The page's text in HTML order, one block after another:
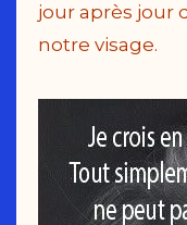
jour après jour
notre visage.